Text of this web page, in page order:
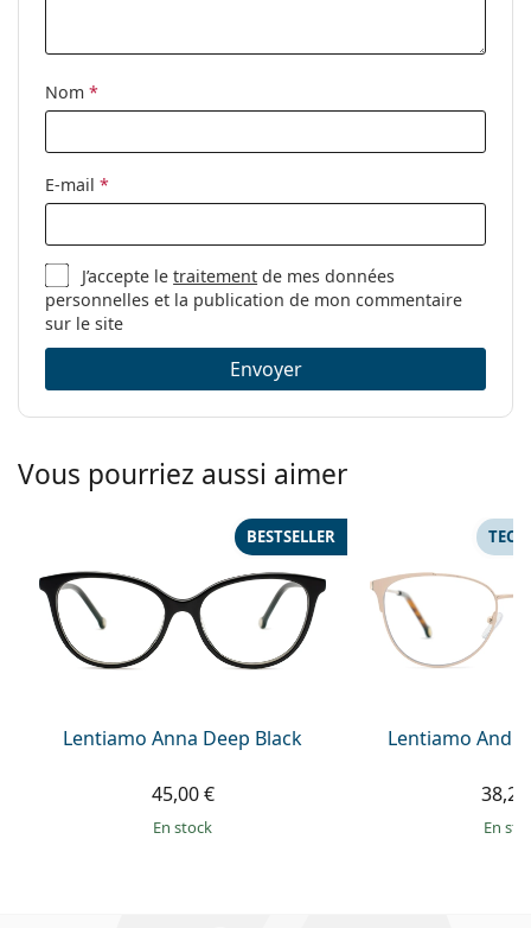
nettoyage:
Oui
Catégorie:
Lunettes anti lumière bleue
Marque:
Lentiamo
Code:
Anna Ash Blue
Collection:
Nom *
E-mail *
J’accepte letraitement de mes données
personnelles et la publication de mon commentaire
sur le site
Envoyer
Vous pourriez aussi aimer
Lentiamo Anna Deep Black
BESTSELLER
45,00 €
en stock
Lentiamo
en